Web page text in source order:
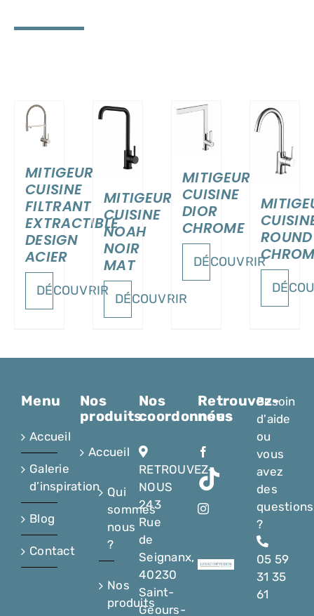
MITIGEUR
CUISINE
FILTRANT
EXTRACTIBLE
DESIGN
ACIER
DÉCOUVRIR
MITIGEUR
CUISINE
NOAH
NOIR
MAT
DÉCOUVRIR
MITIGEUR
CUISINE
DIOR
CHROME
DÉCOUVRIR
DÉTAILS
ROUND
Menu
Accueil
Galerie
d’inspiration
Blog
Contact
Nos
produits
Accueil
Qui
sommes
nous
?
Nos
produits
Nos
coordonnées
RETROUVEZ-
NOUS
243
Rue
de
Seignanx,
40230
Saint-
Geours-
Retrouvez-
nous
Besoin
d'aide
ou
vous
avez
des
questions
?
05 59
31 35
61